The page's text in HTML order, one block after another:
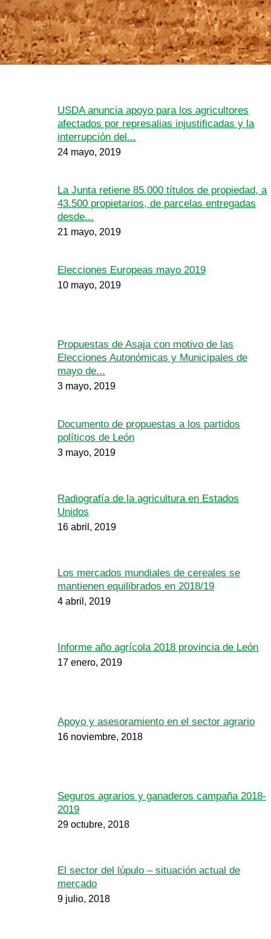
USDA anuncia apoyo para los agricultores
afectados por represalias injustificadas y la
interrupción del...
24 mayo, 2019
La Junta retiene 85.000 títulos de propiedad, a
43.500 propietarios, de parcelas entregadas
desde...
21 mayo, 2019
Elecciones Europeas mayo 2019
10 mayo, 2019
Propuestas de Asaja con motivo de las
Elecciones Autonómicas y Municipales de
mayo de...
3 mayo, 2019
Documento de propuestas a los partidos
políticos de León
3 mayo, 2019
Radiografía de la agricultura en Estados
Unidos
16 abril, 2019
Los mercados mundiales de cereales se
mantienen equilibrados en 2018/19
4 abril, 2019
Informe año agrícola 2018 provincia de León
17 enero, 2019
Apoyo y asesoramiento en el sector agrario
16 noviembre, 2018
Seguros agrarios y ganaderos campaña 2018-
2019
29 octubre, 2018
El sector del lúpulo – situación actual de
mercado
9 julio, 2018